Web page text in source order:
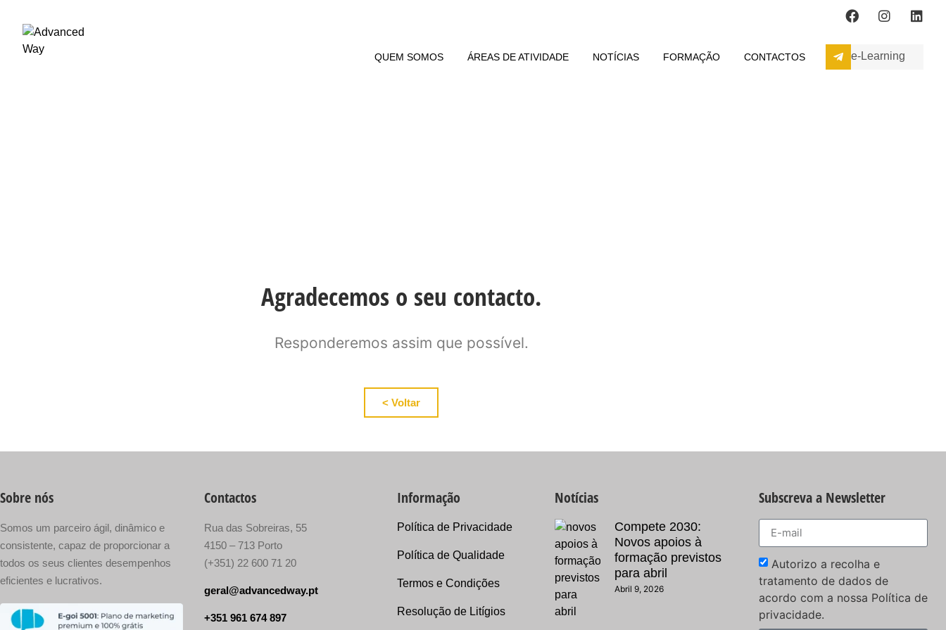
QUEM SOMOS ÁREAS DE ATIVIDADE NOTÍCIAS FORMAÇÃO CONTACTOS e-Learning
Agradecemos o seu contacto.
Responderemos assim que possível.
< Voltar
Sobre nós
Somos um parceiro ágil, dinâmico e
consistente, capaz de proporcionar a
todos os seus clientes desempenhos
eficientes e lucrativos.
Contactos
Rua das Sobreiras, 55
4150 – 713 Porto
(+351) 22 600 71 20
geral@advancedway.pt
+351 961 674 897
Informação
Política de Privacidade
Política de Qualidade
Termos e Condições
Resolução de Litígios
Notícias
Compete 2030:
Novos apoios à
formação previstos
para abril
Abril 9, 2026
Subscreva a Newsletter
Autorizo a recolha e
tratamento de dados de
acordo com a nossa Política de
privacidade.